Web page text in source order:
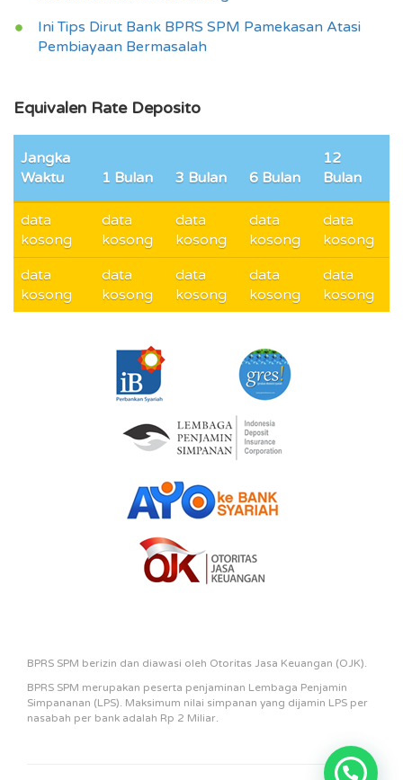
Ini Tips Dirut Bank BPRS SPM Pamekasan Atasi
Pembiayaan Bermasalah
Equivalen Rate Deposito
Jangka
Waktu
1 Bulan 3 Bulan 6 Bulan
12
Bulan
data
kosong
data
kosong
data
kosong
data
kosong
data
kosong
data
kosong
data
kosong
data
kosong
data
kosong
data
kosong
BPRS SPM berizin dan diawasi oleh Otoritas Jasa Keuangan (OJK).
BPRS SPM merupakan peserta penjaminan Lembaga Penjamin
Simpananan (LPS). Maksimum nilai simpanan yang dijamin LPS per
nasabah per bank adalah Rp 2 Miliar.